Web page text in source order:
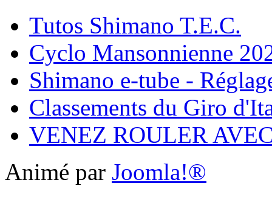
Tutos Shimano T.E.C.
Cyclo Mansonnienne
Shimano e-tube -
Classements du Giro
VENEZ ROULER
Animé par Joomla!®